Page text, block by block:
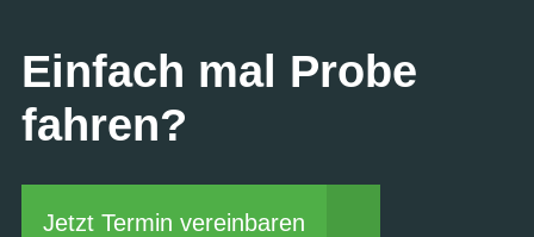
Einfach mal Probe
fahren?
Jetzt Termin vereinbaren